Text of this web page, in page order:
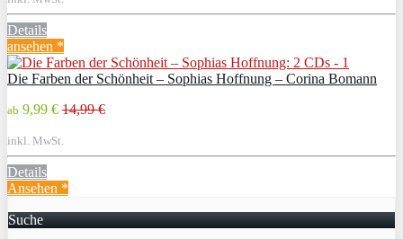
Details
ansehen *
Die Farben der Schönheit – Sophias Hoffnung – Corina Bomann
ab 9,99 € 14,99 €
inkl. MwSt.
Details
Ansehen *
Suche